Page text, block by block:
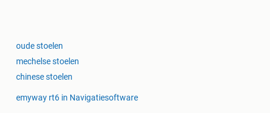
oude stoelen
mechelse stoelen
chinese stoelen
emyway rt6 in Navigatiesoftware